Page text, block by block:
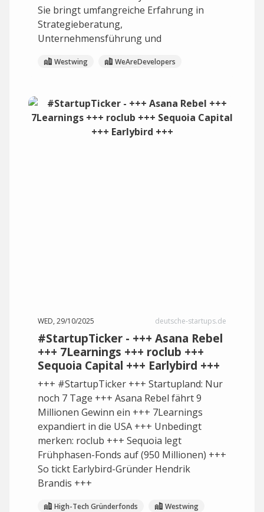
Sie bringt umfangreiche Erfahrung in
Strategieberatung,
Unternehmensführung und
Westwing WeAreDevelopers
WED, 29/10/2025 deutsche-startups.de
#StartupTicker - +++ Asana Rebel
+++ 7Learnings +++ roclub +++
Sequoia Capital +++ Earlybird +++
+++ #StartupTicker +++ Startupland: Nur
noch 7 Tage +++ Asana Rebel fährt 9
Millionen Gewinn ein +++ 7Learnings
expandiert in die USA +++ Unbedingt
merken: roclub +++ Sequoia legt
Frühphasen-Fonds auf (950 Millionen) +++
So tickt Earlybird-Gründer Hendrik
Brandis +++
High-Tech Gründerfonds
Westwing